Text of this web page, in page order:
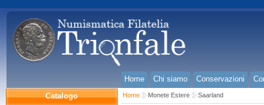
Home Chi siamo Conservazioni
Catalogo
Home Monete Estere Saarland